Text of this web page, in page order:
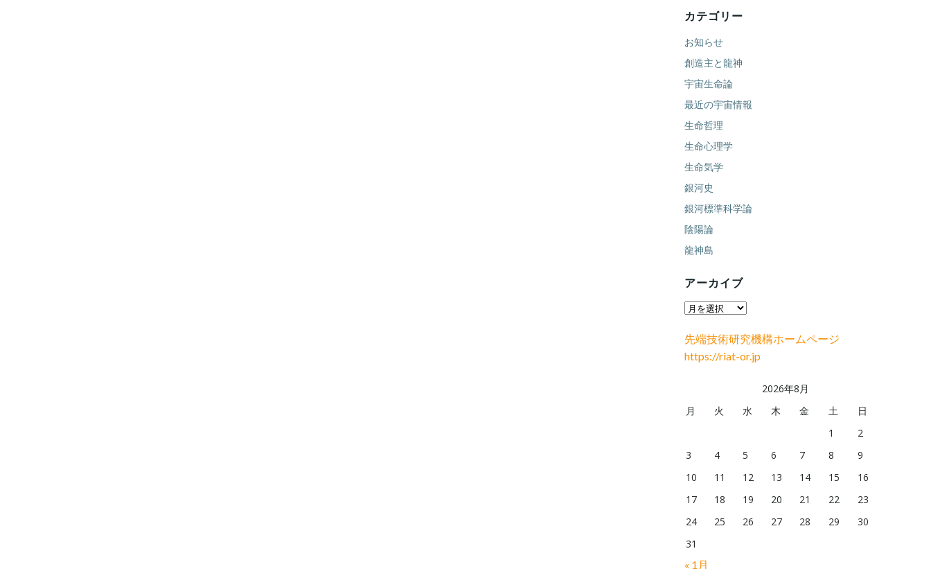
カテゴリー
お知らせ
創造主と龍神
宇宙生命論
最近の宇宙情報
生命哲理
生命心理学
生命気学
銀河史
銀河標準科学論
陰陽論
龍神島
アーカイブ
ア
カ
イ
先端技術研究機構ホームページ
https://riat-or.jp
2026年8月
月
火 水 木 金 土
日
1
2
3
4 5 6 7 8
9
10
11 12 13 14 15
16
17
18 19 20 21 22
23
24
25 26 27 28 29
30
31
« 1月